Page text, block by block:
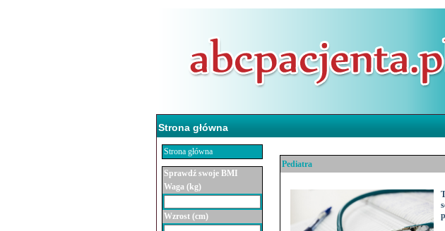
Strona główna
Strona główna
Sprawdź swoje BMI
Waga (kg)
Wzrost (cm)
Pediatra